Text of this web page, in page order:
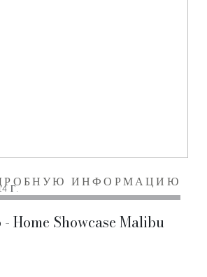
Г.
Home Showcase Malibu
ИНФОРМАЦИЮ